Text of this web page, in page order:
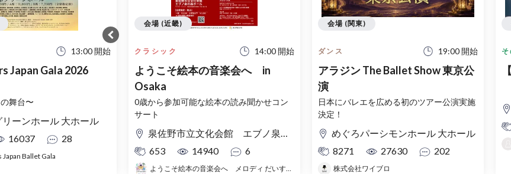
13:00 開始
Japan Gala 2026
舞台〜
ーンホール 大ホール
16037
28
Japan Ballet Gala
クラシック 14:00 開始
ようこそ絵本の音楽会へ in
Osaka
0歳から参加可能な絵本の読み聞かせコン
サート
泉佐野市立文化会館 エブノ泉の森ホール 大ホール
653
14940 6
ようこそ絵本の音楽会へ メロディ だいすきなわたしのピアノ
会場 (近畿)
ダンス 19:00 開始
アラジン The Ballet Show 東京公
演
日本にバレエを広める初のツアー公演実施
決定！
めぐろパーシモンホール 大ホール
8271
27630 202
株式会社ワイブロ
会場 (関東)